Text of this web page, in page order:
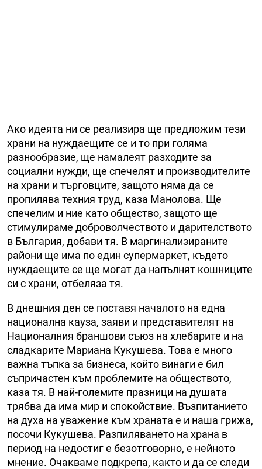
Ако идеята ни се реализира ще предложим тези
храни на нуждаещите се и то при голяма
разнообразие, ще намалеят разходите за
социални нужди, ще спечелят и производителите
на храни и търговците, защото няма да се
пропилява техния труд, каза Манолова. Ще
спечелим и ние като общество, защото ще
стимулираме доброволчеството и дарителството
в България, добави тя. В маргинализираните
райони ще има по един супермаркет, където
нуждаещите се ще могат да напълнят кошниците
си с храни, отбеляза тя.
В днешния ден се поставя началото на една
национална кауза, заяви и представителят на
Националния браншови съюз на хлебарите и на
сладкарите Мариана Кукушева. Това е много
важна тъпка за бизнеса, който винаги е бил
съпричастен към проблемите на обществото,
каза тя. В най-големите празници на душата
трябва да има мир и спокойствие. Възпитанието
на духа на уважение към храната е и наша грижа,
посочи Кукушева. Разпиляването на храна в
период на недостиг е безотговорно, е нейното
мнение. Очакваме подкрепа, както и да се следи